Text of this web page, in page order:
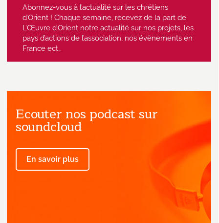
Abonnez-vous à l’actualité sur les chrétiens
d’Orient ! Chaque semaine, recevez de la part de
L’Œuvre d’Orient notre actualité sur nos projets, les
pays d’actions de l’association, nos évènements en
France ect…
J'accepte de recevoir des emails
provenant de l'Œuvre d'Orient.
Ecouter nos podcast sur
soundcloud
En savoir plus